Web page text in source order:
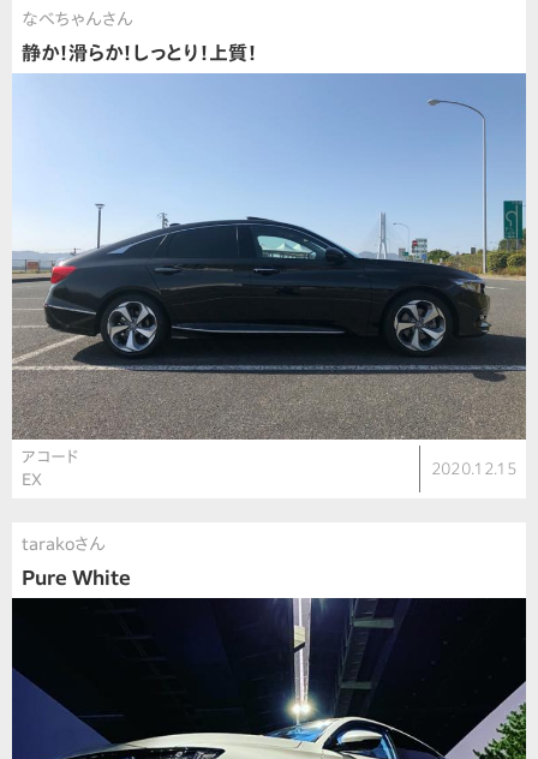
なべちゃんさん
静か！滑らか！しっとり！上質！
アコード
EX
2020.12.15
tarakoさん
Pure White